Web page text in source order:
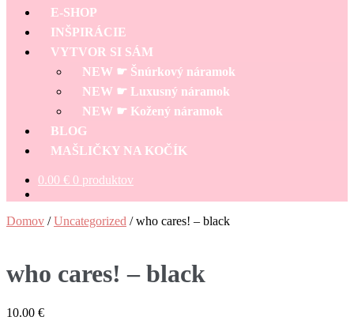
E-SHOP
INŠPIRÁCIE
VYTVOR SI SÁM
NEW ☛ Šnúrkový náramok
NEW ☛ Luxusný náramok
NEW ☛ Kožený náramok
BLOG
MAŠLIČKY NA KOČÍK
0.00 € 0 produktov
Domov /Uncategorized /who cares! – black
who cares! – black
10.00 €